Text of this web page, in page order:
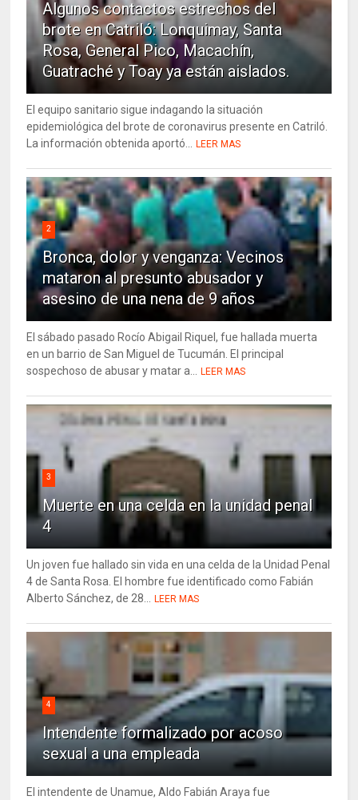
Algunos contactos estrechos del
brote en Catriló: Lonquimay, Santa
Rosa, General Pico, Macachín,
Guatraché y Toay ya están aislados.
El equipo sanitario sigue indagando la situación
epidemiológica del brote de coronavirus presente en Catriló.
La información obtenida aportó...
LEER MAS
2
Bronca, dolor y venganza: Vecinos
mataron al presunto abusador y
asesino de una nena de 9 años
El sábado pasado Rocío Abigail Riquel, fue hallada muerta
en un barrio de San Miguel de Tucumán. El principal
sospechoso de abusar y matar a...
LEER MAS
3
Muerte en una celda en la unidad penal
4
Un joven fue hallado sin vida en una celda de la Unidad Penal
4 de Santa Rosa. El hombre fue identificado como Fabián
Alberto Sánchez, de 28...
LEER MAS
4
Intendente formalizado por acoso
sexual a una empleada
El intendente de Unamue, Aldo Fabián Araya fue